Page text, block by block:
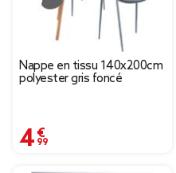
Nappe en tissu 140x200cm
polyester gris foncé
4,99 €